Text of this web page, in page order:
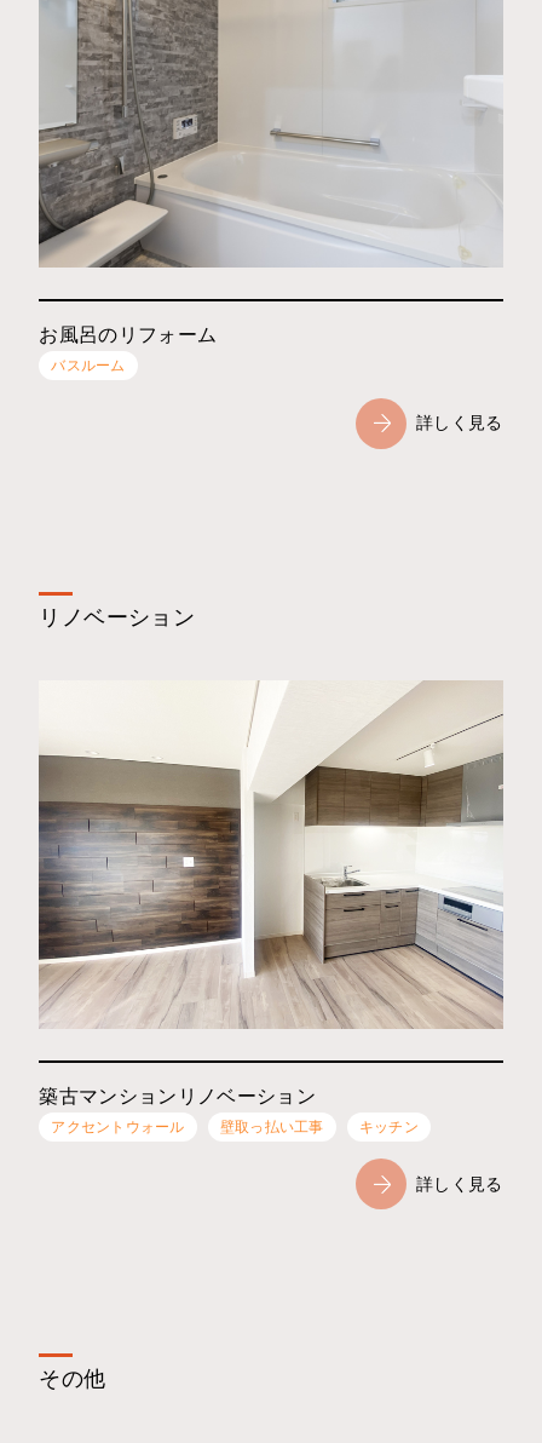
お風呂のリフォーム
バスルーム
詳しく見る
リノベーション
築古マンションリノベーション
アクセントウォール 壁取っ払い工事 キッチン
詳しく見る
その他